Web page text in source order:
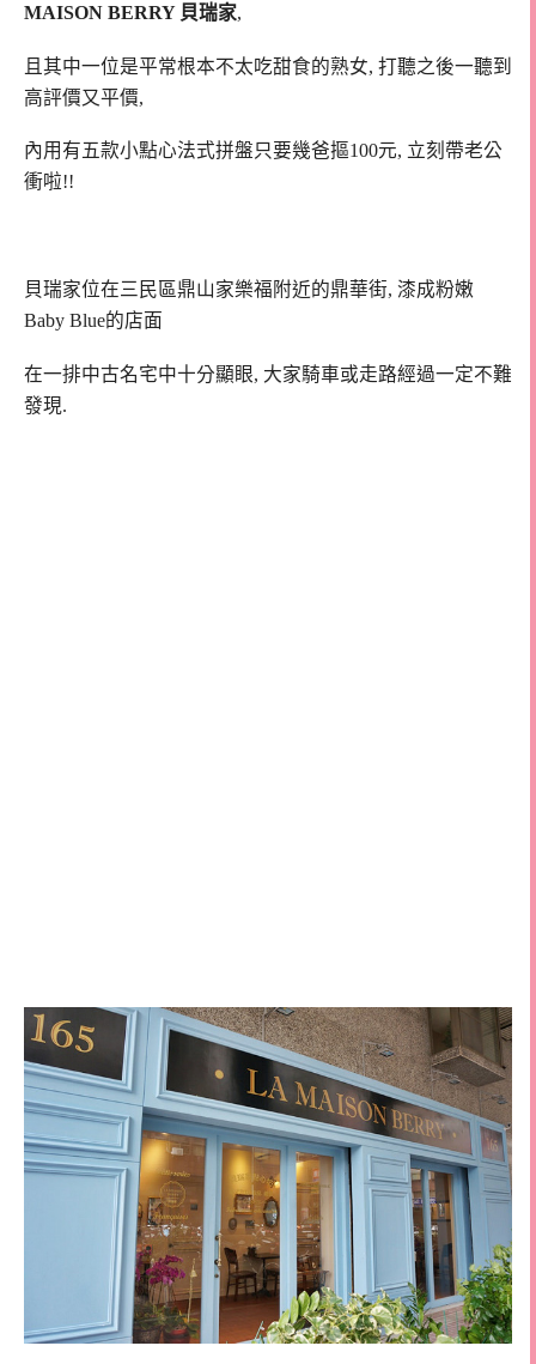
MAISON BERRY 貝瑞家,
且其中一位是平常根本不太吃甜食的熟女, 打聽之後一聽到
高評價又平價,
內用有五款小點心法式拼盤只要幾爸摳100元, 立刻帶老公
衝啦!!
貝瑞家位在三民區鼎山家樂福附近的鼎華街, 漆成粉嫩
Baby Blue的店面
在一排中古名宅中十分顯眼, 大家騎車或走路經過一定不難
發現.